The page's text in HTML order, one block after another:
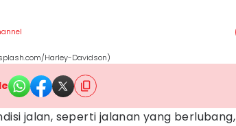
Harley-Davidson)
jalan, seperti jalanan yang berlubang,